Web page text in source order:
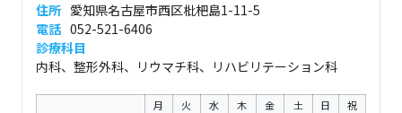
住所 愛知県名古屋市西区枇杷島1-11-5
電話 052-521-6406
診療科目
内科、整形外科、リウマチ科、リハビリテーション科
月 火 水 木 金 土 日 祝